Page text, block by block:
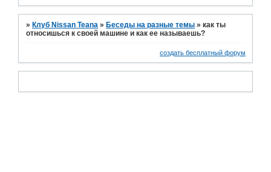
» Клуб Nissan Teana » Беседы на разные темы »как ты
относишься к своей машине и как ее называешь?
создать бесплатный форум